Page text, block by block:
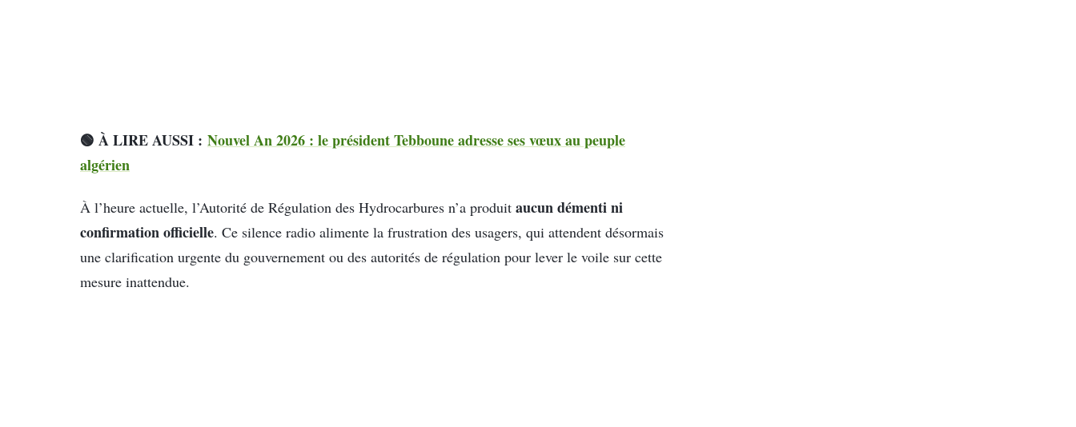
🟢 À LIRE AUSSI : Nouvel An 2026 : le président Tebboune adresse ses vœux au peuple
algérien
À l’heure actuelle, l’Autorité de Régulation des Hydrocarbures n’a produit aucun démenti ni
confirmation officielle. Ce silence radio alimente la frustration des usagers, qui attendent désormais
une clarification urgente du gouvernement ou des autorités de régulation pour lever le voile sur cette
mesure inattendue.